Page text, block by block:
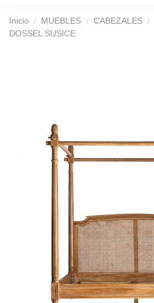
Inicio MUEBLES CABEZALES
DOSSEL SUSICE